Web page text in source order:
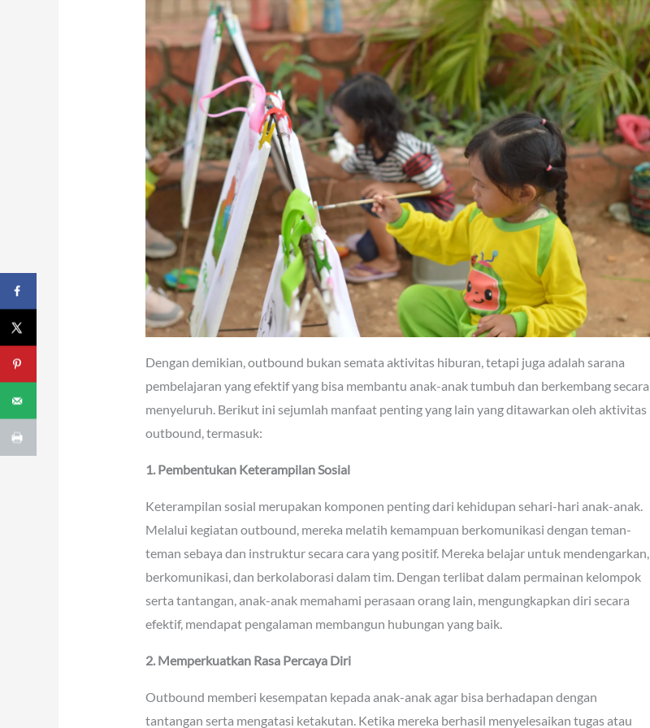
Dengan demikian, outbound bukan semata aktivitas hiburan, tetapi juga adalah sarana
pembelajaran yang efektif yang bisa membantu anak-anak tumbuh dan berkembang secara
menyeluruh. Berikut ini sejumlah manfaat penting yang lain yang ditawarkan oleh aktivitas
outbound, termasuk:
1. Pembentukan Keterampilan Sosial
Keterampilan sosial merupakan komponen penting dari kehidupan sehari-hari anak-anak.
Melalui kegiatan outbound, mereka melatih kemampuan berkomunikasi dengan teman-
teman sebaya dan instruktur secara cara yang positif. Mereka belajar untuk mendengarkan,
berkomunikasi, dan berkolaborasi dalam tim. Dengan terlibat dalam permainan kelompok
serta tantangan, anak-anak memahami perasaan orang lain, mengungkapkan diri secara
efektif, mendapat pengalaman membangun hubungan yang baik.
2. Memperkuatkan Rasa Percaya Diri
Outbound memberi kesempatan kepada anak-anak agar bisa berhadapan dengan
tantangan serta mengatasi ketakutan. Ketika mereka berhasil menyelesaikan tugas atau